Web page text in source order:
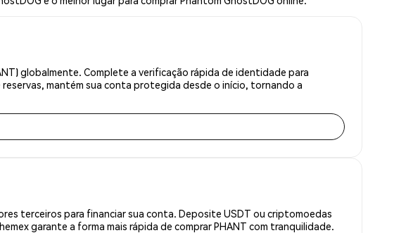
globalmente. Complete a verificação rápida de identidade para
mantém sua conta protegida desde o início, tornando a
terceiros para financiar sua conta. Deposite USDT ou criptomoedas
garante a forma mais rápida de comprar PHANT com tranquilidade.